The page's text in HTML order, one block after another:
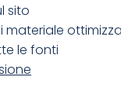
sito
materiale
le fonti